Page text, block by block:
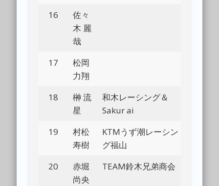
16
佐々
木 麗
哉
17
松岡
力翔
18
榊 流
星
和木レーシング＆
Sakur ai
19
村松
寿樹
KTMうず潮レーシン
グ福山
20
赤堀
尚央
TEAM鈴木兄弟商会